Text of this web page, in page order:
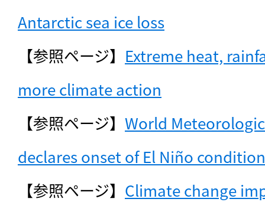
Antarctic sea ice loss
【参照ページ】 Extreme heat,
more climate action
【参照ページ】 World
declares onset of El Niño
【参照ページ】 Climate change